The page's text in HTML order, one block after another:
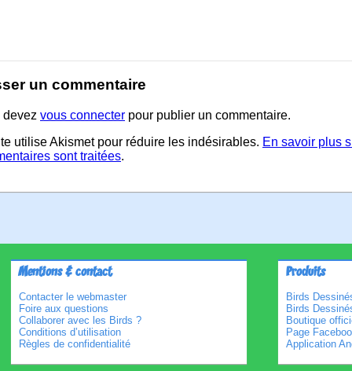
un commentaire
devez vous connecter pour publier un commentaire.
utilise Akismet pour réduire les indésirables. En savoir plus
sont traitées.
Mentions & contact
Contacter le webmaster
Foire aux questions
Collaborer avec les Birds ?
Conditions d’utilisation
Règles de confidentialité
Produits
Birds
Birds
Boutique
Page
Application